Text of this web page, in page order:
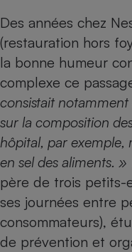
Des années chez
(restauration hors
la bonne humeur
complexe ce
consistait
sur la composition
hôpital, par exemple,
en sel des aliments. »
père de trois petits-
ses journées entre
consommateurs),
de prévention et